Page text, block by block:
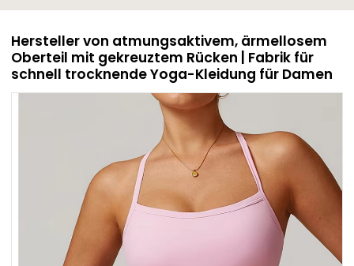
Hersteller von atmungsaktivem, ärmellosem
Oberteil mit gekreuztem Rücken | Fabrik für
schnell trocknende Yoga-Kleidung für Damen